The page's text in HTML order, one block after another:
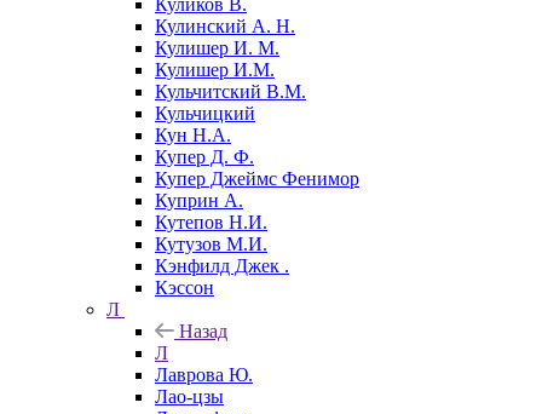
Куликов В.
Кулинский А. Н.
Кулишер И. М.
Кулишер И.М.
Кульчитский В.М.
Кульчицкий
Кун Н.А.
Купер Д. Ф.
Купер Джеймс Фенимор
Куприн А.
Кутепов Н.И.
Кутузов М.И.
Кэнфилд Джек .
Кэссон
Л
Назад
Л
Лаврова Ю.
Лао-цзы